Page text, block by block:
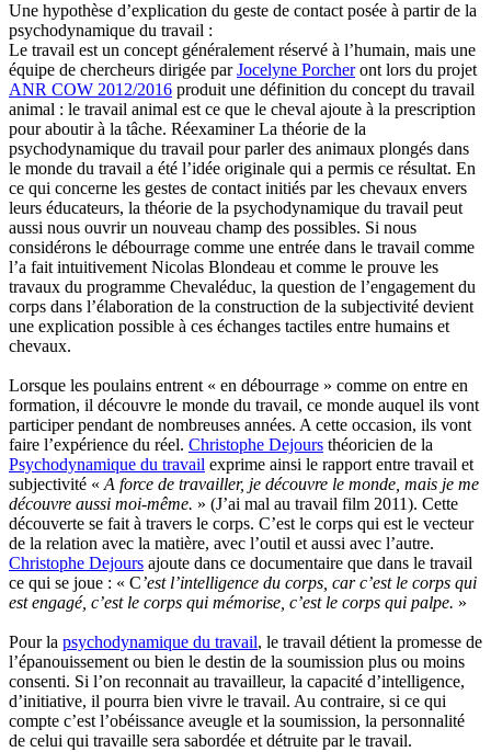
Une hypothèse d’explication du geste de contact posée à partir de la
psychodynamique du travail :
Le travail est un concept généralement réservé à l’humain, mais une
équipe de chercheurs dirigée parJocelyne Porcheront lors du projet
ANR COW 2012/2016 produit une définition du concept du travail
animal : le travail animal est ce que le cheval ajoute à la prescription
pour aboutir à la tâche. Réexaminer La théorie de la
psychodynamique du travail pour parler des animaux plongés dans
le monde du travail a été l’idée originale qui a permis ce résultat. En
ce qui concerne les gestes de contact initiés par les chevaux envers
leurs éducateurs, la théorie de la psychodynamique du travail peut
aussi nous ouvrir un nouveau champ des possibles. Si nous
considérons le débourrage comme une entrée dans le travail comme
l’a fait intuitivement Nicolas Blondeau et comme le prouve les
travaux du programme Chevaléduc, la question de l’engagement du
corps dans l’élaboration de la construction de la subjectivité devient
une explication possible à ces échanges tactiles entre humains et
chevaux.
Lorsque les poulains entrent « en débourrage » comme on entre en
formation, il découvre le monde du travail, ce monde auquel ils vont
participer pendant de nombreuses années. A cette occasion, ils vont
faire l’expérience du réel. Christophe Dejours théoricien de la
Psychodynamique du travail exprime ainsi le rapport entre travail et
subjectivité « A force de travailler, je découvre le monde, mais je me
découvre aussi moi-même. » (J’ai mal au travail film 2011). Cette
découverte se fait à travers le corps. C’est le corps qui est le vecteur
de la relation avec la matière, avec l’outil et aussi avec l’autre.
Christophe Dejours ajoute dans ce documentaire que dans le travail
ce qui se joue : « C’est l’intelligence du corps, car c’est le corps qui
est engagé, c’est le corps qui mémorise, c’est le corps qui palpe. »
Pour la psychodynamique du travail, le travail détient la promesse de
l’épanouissement ou bien le destin de la soumission plus ou moins
consenti. Si l’on reconnait au travailleur, la capacité d’intelligence,
d’initiative, il pourra bien vivre le travail. Au contraire, si ce qui
compte c’est l’obéissance aveugle et la soumission, la personnalité
de celui qui travaille sera sabordée et détruite par le travail.